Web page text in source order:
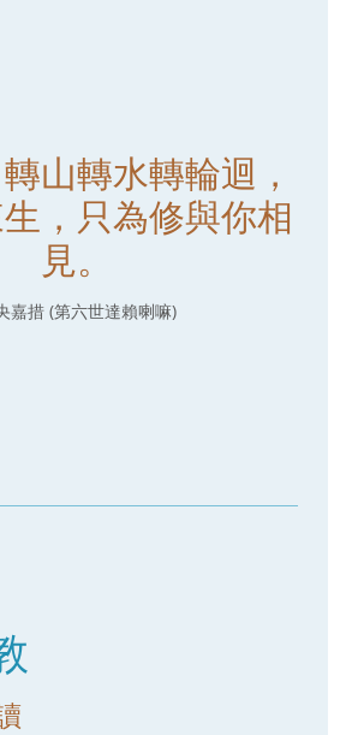
山轉水轉輪迴，
，只為修與你相
見。
嘉措 (第六世達賴喇嘛)